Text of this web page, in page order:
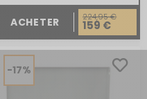
ACHETER 224,95 €
159 €
-17%